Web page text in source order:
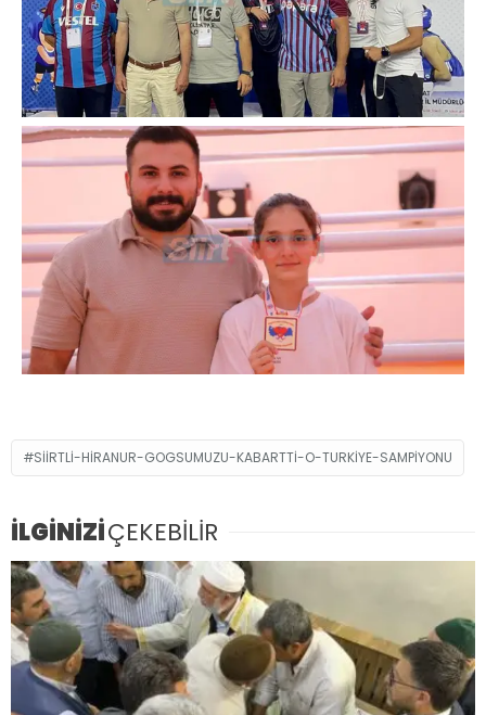
SIIRTLI-HIRANUR-GOGSUMUZU-KABARTTI-O-TURKIYE-SAMPIYONU
İLGİNİZİÇEKEBİLİR